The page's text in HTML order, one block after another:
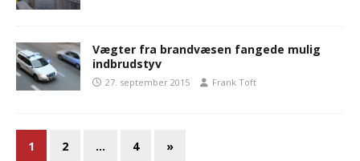
Vægter fra brandvæsen fangede mulig
indbrudstyv
27. september 2015 Frank Toft
1 2 … 4 »